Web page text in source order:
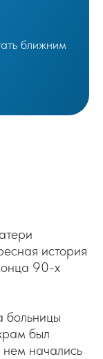
ближним
история
90-х
больницы
был
начались